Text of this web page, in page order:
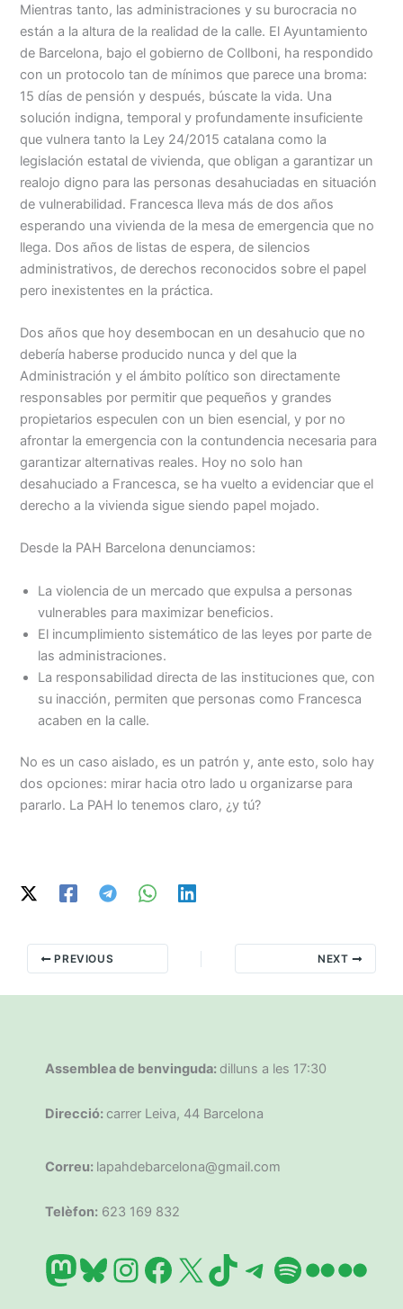
Mientras tanto, las administraciones y su burocracia no
están a la altura de la realidad de la calle. El Ayuntamiento
de Barcelona, bajo el gobierno de Collboni, ha respondido
con un protocolo tan de mínimos que parece una broma:
15 días de pensión y después, búscate la vida. Una
solución indigna, temporal y profundamente insuficiente
que vulnera tanto la Ley 24/2015 catalana como la
legislación estatal de vivienda, que obligan a garantizar un
realojo digno para las personas desahuciadas en situación
de vulnerabilidad. Francesca lleva más de dos años
esperando una vivienda de la mesa de emergencia que no
llega. Dos años de listas de espera, de silencios
administrativos, de derechos reconocidos sobre el papel
pero inexistentes en la práctica.
Dos años que hoy desembocan en un desahucio que no
debería haberse producido nunca y del que la
Administración y el ámbito político son directamente
responsables por permitir que pequeños y grandes
propietarios especulen con un bien esencial, y por no
afrontar la emergencia con la contundencia necesaria para
garantizar alternativas reales. Hoy no solo han
desahuciado a Francesca, se ha vuelto a evidenciar que el
derecho a la vivienda sigue siendo papel mojado.
Desde la PAH Barcelona denunciamos:
La violencia de un mercado que expulsa a personas
vulnerables para maximizar beneficios.
El incumplimiento sistemático de las leyes por parte de
las administraciones.
La responsabilidad directa de las instituciones que, con
su inacción, permiten que personas como Francesca
acaben en la calle.
No es un caso aislado, es un patrón y, ante esto, solo hay
dos opciones: mirar hacia otro lado u organizarse para
pararlo. La PAH lo tenemos claro, ¿y tú?
PREVIOUS NEXT
Assemblea de benvinguda: dilluns a les 17:30
Direcció: carrer Leiva, 44 Barcelona
Correu: lapahdebarcelona@gmail.com
Telèfon: 623 169 832
Mastodon
Bluesky
Instagram
Facebook
X TikTok
Telegram
Spotify
Flickr